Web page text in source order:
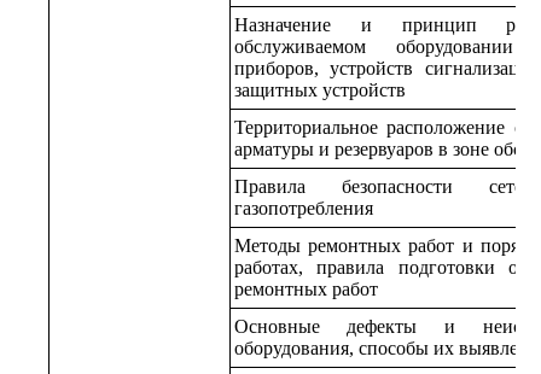
Назначение и принцип
обслуживаемом оборудовании
приборов, устройств
защитных устройств
Территориальное расположение
арматуры и резервуаров в зоне
Правила безопасности
газопотребления
Методы ремонтных работ и
работах, правила подготовки
ремонтных работ
Основные дефекты и
оборудования, способы их